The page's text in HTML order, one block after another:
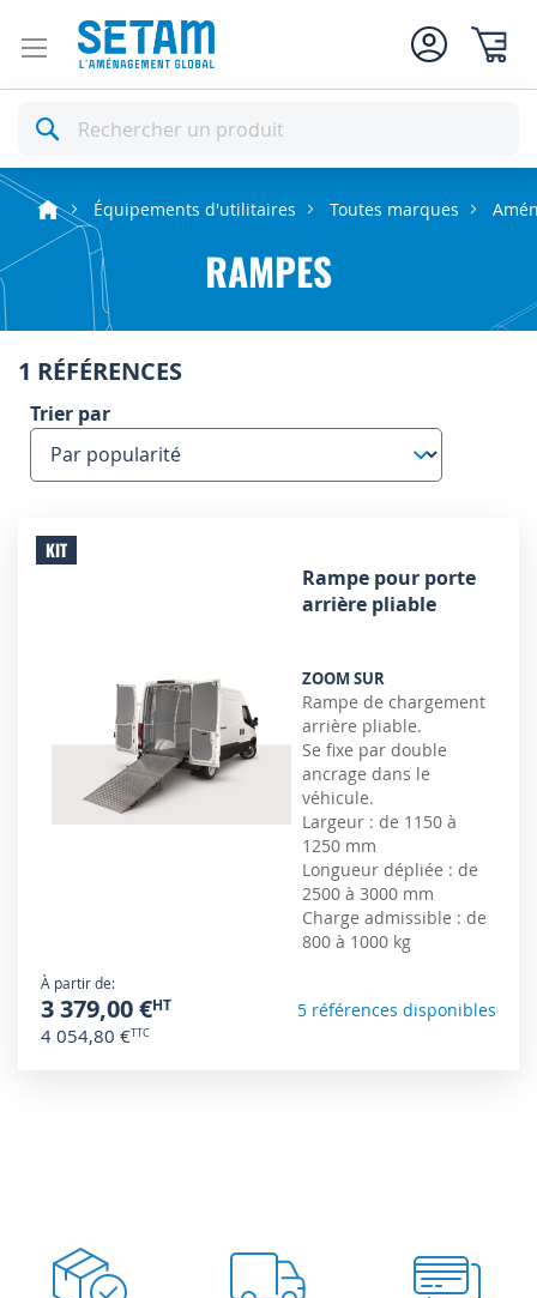
Rechercher
Équipements d'utilitaires Toutes marques
RAMPES
1 RÉFÉRENCES
Trier par
KIT
Rampe pour porte
arrière pliable
ZOOM SUR
Rampe de chargement
arrière pliable.
Se fixe par double
ancrage dans le
véhicule.
Largeur : de 1150 à
1250 mm
Longueur dépliée : de
2500 à 3000 mm
Charge admissible : de
800 à 1000 kg
À partir de
3 379,00 €
4 054,80 €
5 références disponibles